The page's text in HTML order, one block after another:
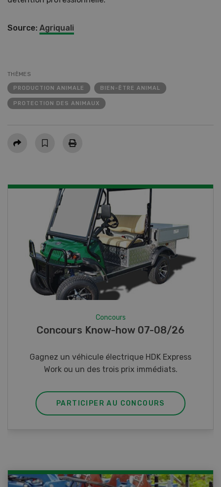
Source: Agriquali
THÈMES
PRODUCTION ANIMALE BIEN-ÊTRE ANIMAL
PROTECTION DES ANIMAUX
Partager
Photo mystère 07-08/26
Gagnez l’un des cinq couteaux de poche LANDI
PARTICIPER AU CONCOURS